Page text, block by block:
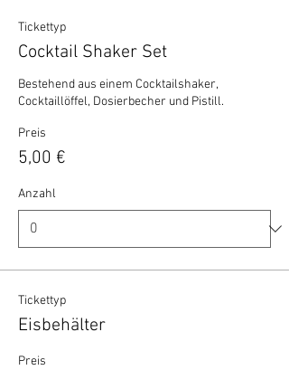
Tickettyp
Cocktail Shaker Set
Bestehend aus einem Cocktailshaker,
Cocktaillöffel, Dosierbecher und Pistill.
Preis
5,00 €
Anzahl
Tickettyp
Eisbehälter
Preis